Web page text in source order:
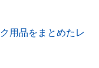
用品をまとめたレ